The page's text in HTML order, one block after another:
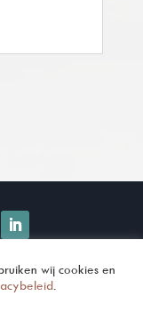
NL |
wij cookies en